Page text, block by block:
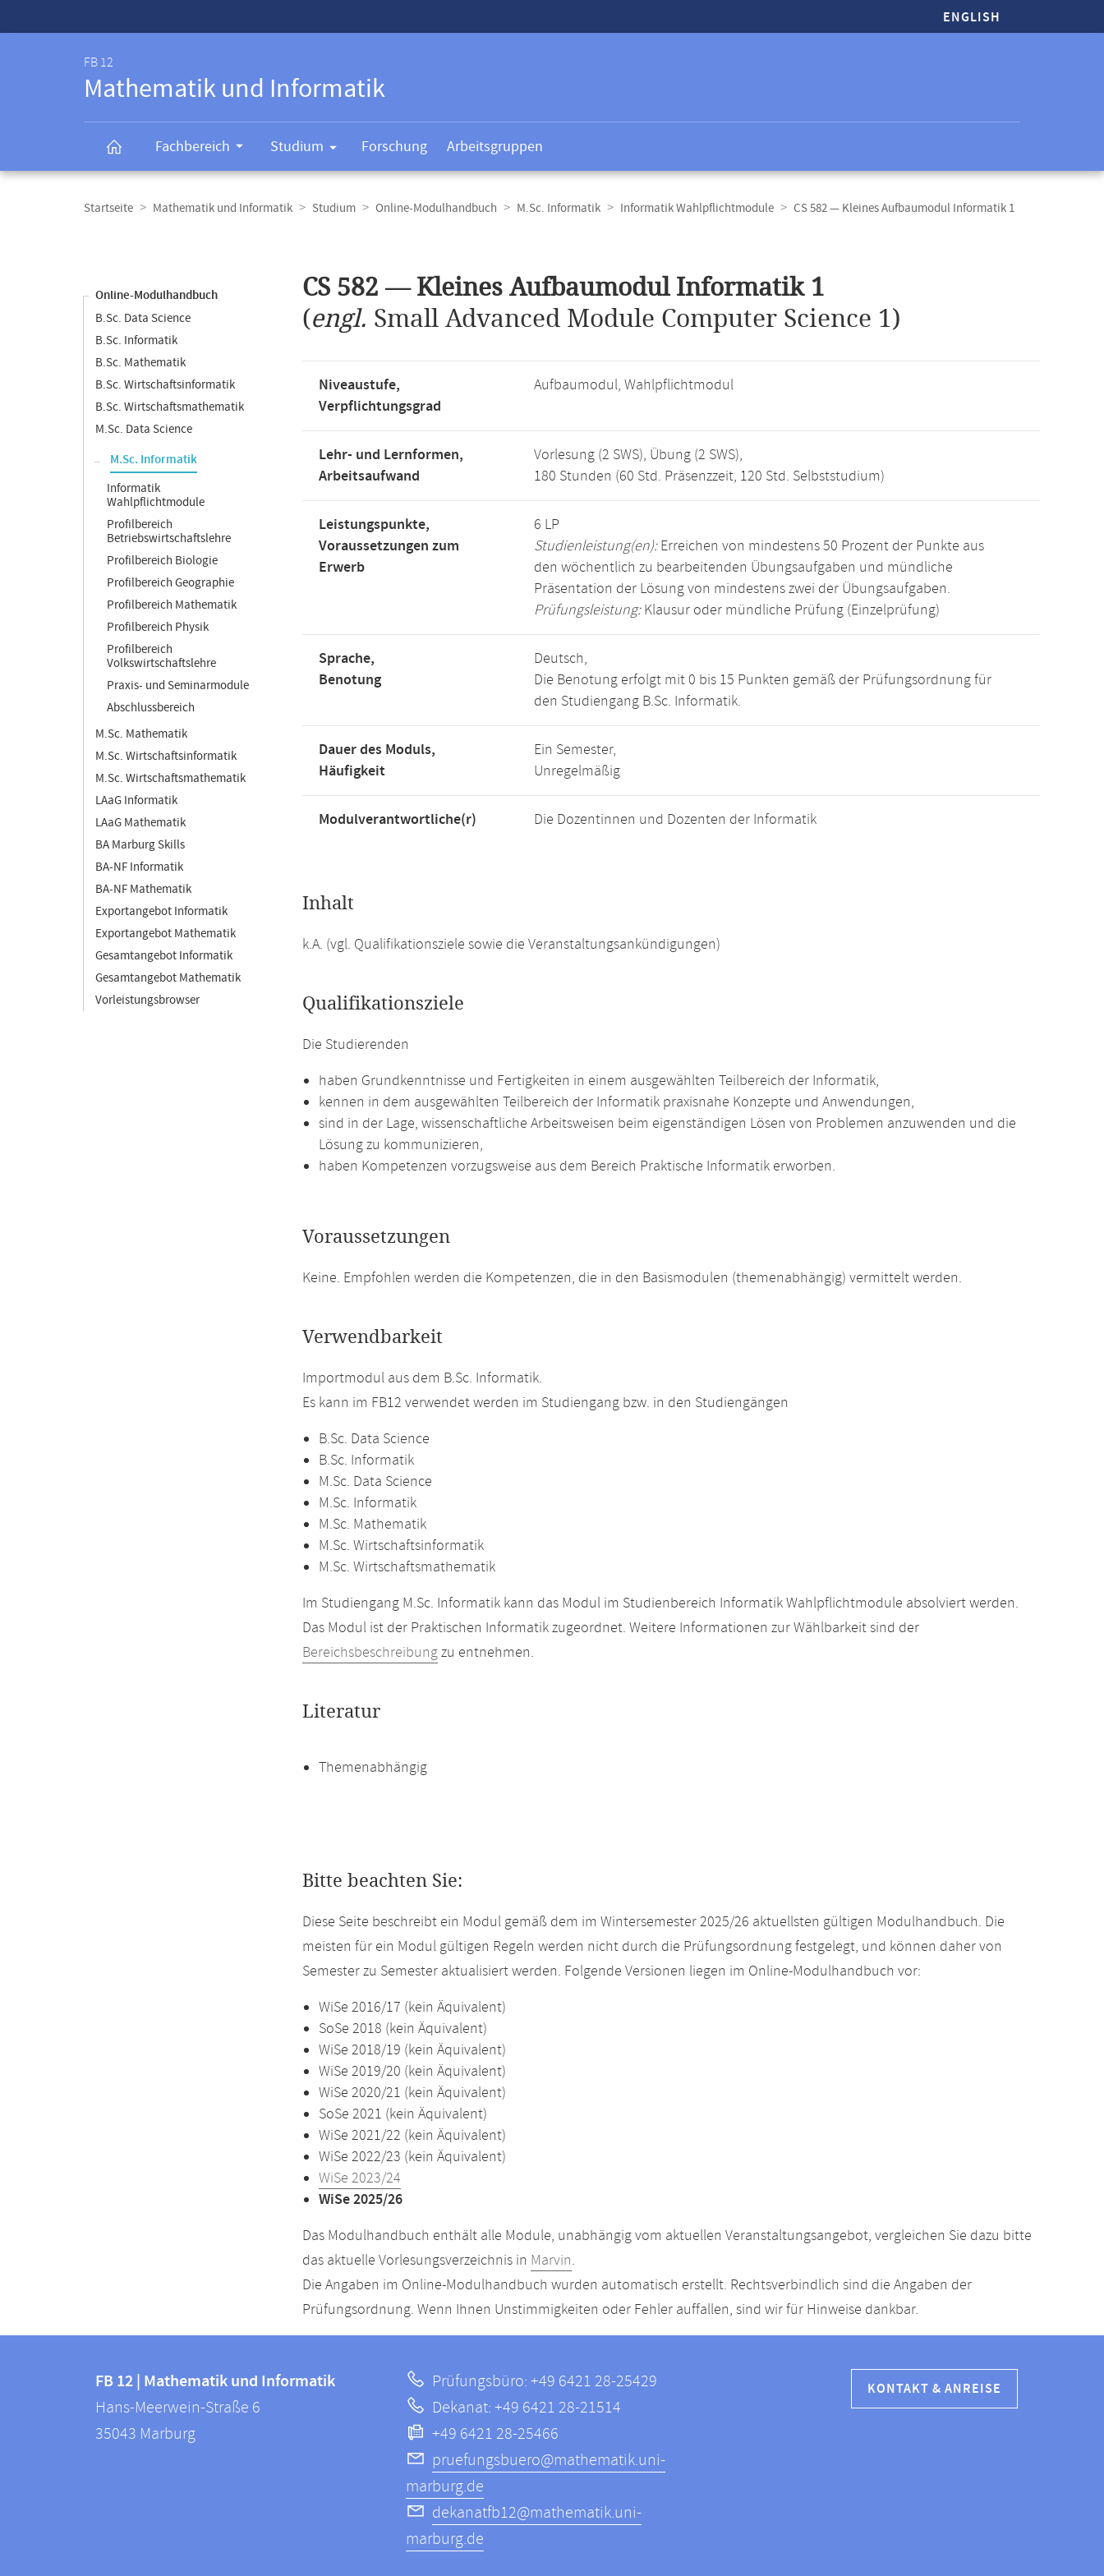
ENGLISH
FB 12
Mathematik und Informatik
Fachbereich Studium Forschung Arbeitsgruppen
Navigation
Startseite Mathematik und Informatik Studium Online-Modulhandbuch M.Sc. Informatik Informatik Wahlpflichtmodule CS 582 — Kleines Aufbaumodul Informatik 1
Online-Modulhandbuch
B.Sc. Data Science
B.Sc. Informatik
B.Sc. Mathematik
B.Sc. Wirtschaftsinformatik
B.Sc. Wirtschaftsmathematik
M.Sc. Data Science
M.Sc. Informatik
Informatik
Wahlpflichtmodule
Profilbereich
Betriebswirtschaftslehre
Profilbereich Biologie
Profilbereich Geographie
Profilbereich Mathematik
Profilbereich Physik
Profilbereich
Volkswirtschaftslehre
Praxis- und Seminarmodule
Abschlussbereich
M.Sc. Mathematik
M.Sc. Wirtschaftsinformatik
M.Sc. Wirtschaftsmathematik
LAaG Informatik
LAaG Mathematik
BA Marburg Skills
BA-NF Informatik
BA-NF Mathematik
Exportangebot Informatik
Exportangebot Mathematik
Gesamtangebot Informatik
Gesamtangebot Mathematik
Vorleistungsbrowser
CS 582 — Kleines Aufbaumodul Informatik 1
(engl. Small Advanced Module Computer Science 1)
Niveaustufe,
Verpflichtungsgrad
Aufbaumodul, Wahlpflichtmodul
Lehr- und Lernformen,
Arbeitsaufwand
Vorlesung (2 SWS), Übung (2 SWS),
180 Stunden (60 Std. Präsenzzeit, 120 Std. Selbststudium)
Leistungspunkte,
Voraussetzungen zum
Erwerb
6 LP
Studienleistung(en):Erreichen von mindestens 50 Prozent der Punkte aus
den wöchentlich zu bearbeitenden Übungsaufgaben und mündliche
Präsentation der Lösung von mindestens zwei der Übungsaufgaben.
Prüfungsleistung:Klausur oder mündliche Prüfung (Einzelprüfung)
Sprache,
Benotung
Deutsch,
Die Benotung erfolgt mit 0 bis 15 Punkten gemäß der Prüfungsordnung für
den Studiengang B.Sc. Informatik.
Dauer des Moduls,
Häufigkeit
Ein Semester,
Unregelmäßig
Modulverantwortliche(r) Die Dozentinnen und Dozenten der Informatik
Inhalt
k.A. (vgl. Qualifikationsziele sowie die Veranstaltungsankündigungen)
Qualifikationsziele
Die Studierenden
haben Grundkenntnisse und Fertigkeiten in einem ausgewählten Teilbereich der Informatik,
kennen in dem ausgewählten Teilbereich der Informatik praxisnahe Konzepte und Anwendungen,
sind in der Lage, wissenschaftliche Arbeitsweisen beim eigenständigen Lösen von Problemen anzuwenden und die
Lösung zu kommunizieren,
haben Kompetenzen vorzugsweise aus dem Bereich Praktische Informatik erworben.
Voraussetzungen
Keine. Empfohlen werden die Kompetenzen, die in den Basismodulen (themenabhängig) vermittelt werden.
Verwendbarkeit
Importmodul aus dem B.Sc. Informatik.
Es kann im FB12 verwendet werden im Studiengang bzw. in den Studiengängen
B.Sc. Data Science
B.Sc. Informatik
M.Sc. Data Science
M.Sc. Informatik
M.Sc. Mathematik
M.Sc. Wirtschaftsinformatik
M.Sc. Wirtschaftsmathematik
Im Studiengang M.Sc. Informatik kann das Modul im Studienbereich Informatik Wahlpflichtmodule absolviert werden.
Das Modul ist der Praktischen Informatik zugeordnet. Weitere Informationen zur Wählbarkeit sind der
Bereichsbeschreibungzu entnehmen.
Literatur
Themenabhängig
Bitte beachten Sie:
Diese Seite beschreibt ein Modul gemäß dem im Wintersemester 2025/26 aktuellsten gültigen Modulhandbuch. Die
meisten für ein Modul gültigen Regeln werden nicht durch die Prüfungsordnung festgelegt, und können daher von
Semester zu Semester aktualisiert werden. Folgende Versionen liegen im Online-Modulhandbuch vor:
WiSe 2016/17 (kein Äquivalent)
SoSe 2018 (kein Äquivalent)
WiSe 2018/19 (kein Äquivalent)
WiSe 2019/20 (kein Äquivalent)
WiSe 2020/21 (kein Äquivalent)
SoSe 2021 (kein Äquivalent)
WiSe 2021/22 (kein Äquivalent)
WiSe 2022/23 (kein Äquivalent)
WiSe 2023/24
WiSe 2025/26
Das Modulhandbuch enthält alle Module, unabhängig vom aktuellen Veranstaltungsangebot, vergleichen Sie dazu bitte
das aktuelle Vorlesungsverzeichnis in Marvin.
Die Angaben im Online-Modulhandbuch wurden automatisch erstellt. Rechtsverbindlich sind die Angaben der
Prüfungsordnung. Wenn Ihnen Unstimmigkeiten oder Fehler auffallen, sind wir für Hinweise dankbar.
Informationen
FB
12
FB 12 | Mathematik und Informatik
Hans-Meerwein-Straße 6
35043 Marburg
Prüfungsbüro: +49 6421 28-25429
Dekanat: +49 6421 28-21514
+49 6421 28-25466
pruefungsbuero@mathematik.uni-
marburg.de
dekanatfb12@mathematik.uni-
marburg.de
KONTAKT & ANREISE